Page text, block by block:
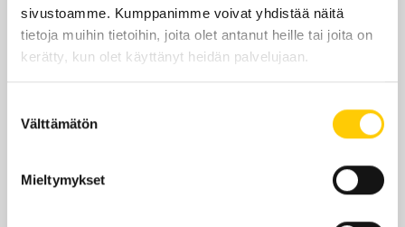
sivustoamme. Kumppanimme voivat yhdistää näitä
tietoja muihin tietoihin, joita olet antanut heille tai joita on
kerätty, kun olet käyttänyt heidän palvelujaan.
valinta
Välttämätön
Mieltymykset
+358105245400
KRS 2